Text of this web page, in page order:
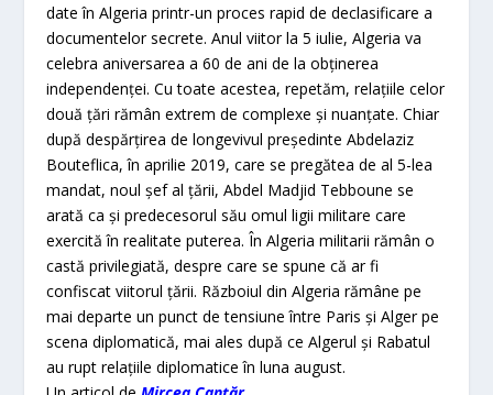
date în Algeria printr-un proces rapid de declasificare a
documentelor secrete. Anul viitor la 5 iulie, Algeria va
celebra aniversarea a 60 de ani de la obţinerea
independenţei. Cu toate acestea, repetăm, relaţiile celor
două ţări rămân extrem de complexe şi nuanţate. Chiar
după despărţirea de longevivul preşedinte Abdelaziz
Bouteflica, în aprilie 2019, care se pregătea de al 5-lea
mandat, noul şef al ţării, Abdel Madjid Tebboune se
arată ca şi predecesorul său omul ligii militare care
exercită în realitate puterea. În Algeria militarii rămân o
castă privilegiată, despre care se spune că ar fi
confiscat viitorul ţării. Războiul din Algeria rămâne pe
mai departe un punct de tensiune între Paris şi Alger pe
scena diplomatică, mai ales după ce Algerul şi Rabatul
au rupt relaţiile diplomatice în luna august.